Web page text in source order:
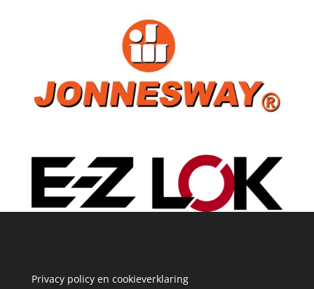
Privacy policy en cookieverklaring